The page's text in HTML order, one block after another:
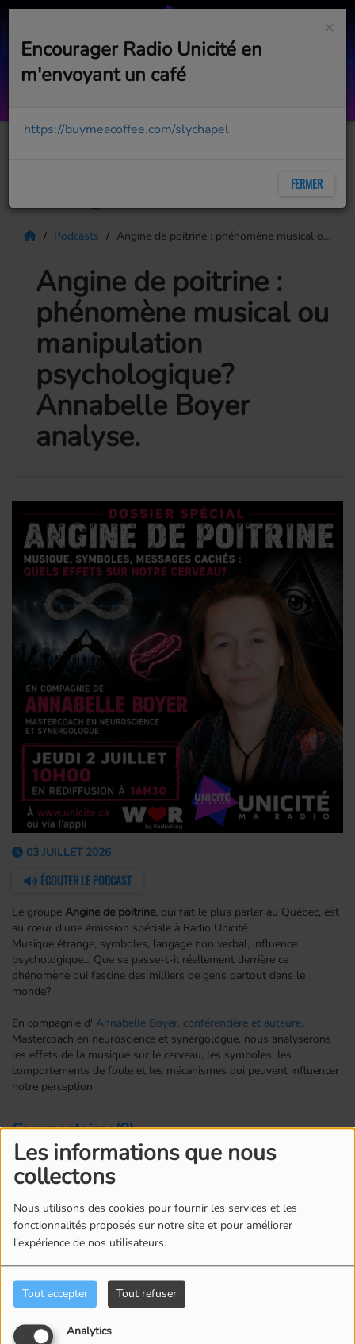
Les informations que nous
collectons
Nous utilisons des cookies pour fournir les services et les
fonctionnalités proposés sur notre site et pour améliorer
l'expérience de nos utilisateurs.
Tout accepter Tout refuser
Analytics
Top Succès - 04 D 08 aout 2026
Podcasts Angine de poitrine : phénomène musical ou manipulation psychologique? Annabelle Boyer analyse.
Angine de poitrine :
phénomène musical ou
manipulation
psychologique?
Annabelle Boyer
analyse.
03 JUILLET 2026
ÉCOUTER LE PODCAST
Le groupe Angine de poitrine, qui fait le plus parler au Québec, est
au cœur d'une émission spéciale à Radio Unicité.
Musique étrange, symboles, langage non verbal, influence
psychologique... Que se passe-t-il réellement derrière ce
phénomène qui fascine des milliers de gens partout dans le
monde?
En compagnie d' Annabelle Boyer, conférencière et auteure,
Mastercoach en neuroscience et synergologue, nous analyserons
les effets de la musique sur le cerveau, les symboles, les
comportements de foule et les mécanismes qui peuvent influencer
notre perception.
Commentaires(0)
SE CONNECTER
×
Encourager Radio Unicité en
m'envoyant un café
https://buymeacoffee.com/slychapel
FERMER